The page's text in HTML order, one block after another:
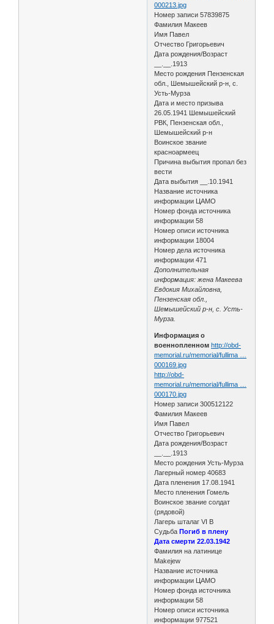
000213.jpg
Номер записи 57839875
Фамилия Макеев
Имя Павел
Отчество Григорьевич
Дата рождения/Возраст
__.__.1913
Место рождения Пензенская
обл., Шемышейский р-н, с.
Усть-Мурза
Дата и место призыва
26.05.1941 Шемышейский
РВК, Пензенская обл.,
Шемышейский р-н
Воинское звание
красноармеец
Причина выбытия пропал без
вести
Дата выбытия __.10.1941
Название источника
информации ЦАМО
Номер фонда источника
информации 58
Номер описи источника
информации 18004
Номер дела источника
информации 471
Дополнительная
информация: жена Макеева
Евдокия Михайловна,
Пензенская обл.,
Шемышейский р-н, с. Усть-
Мурза.
Информация о
военнопленном http://obd-
memorial.ru/memorial/fullima …
000169.jpg
http://obd-
memorial.ru/memorial/fullima …
000170.jpg
Номер записи 300512122
Фамилия Макеев
Имя Павел
Отчество Григорьевич
Дата рождения/Возраст
__.__.1913
Место рождения Усть-Мурза
Лагерный номер 40683
Дата пленения 17.08.1941
Место пленения Гомель
Воинское звание солдат
(рядовой)
Лагерь шталаг VI B
СудьбаПогиб в плену
Дата смерти 22.03.1942
Фамилия на латинице
Makejew
Название источника
информации ЦАМО
Номер фонда источника
информации 58
Номер описи источника
информации 977521